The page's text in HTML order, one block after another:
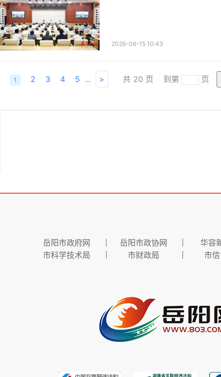
2026-06-15 10:43
1 2 3 4 5 ... > 共 20 页 到第 页
岳阳市政府网 岳阳市政协网
华容
市科学技术局
市财政局 市